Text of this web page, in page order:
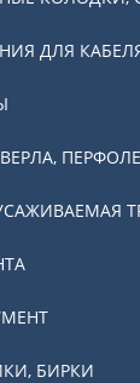
ДЛЯ
БИРКИ